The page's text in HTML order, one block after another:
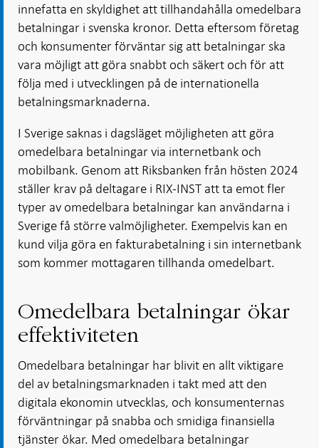
innefatta en skyldighet att tillhandahålla omedelbara
betalningar i svenska kronor. Detta eftersom företag
och konsumenter förväntar sig att betalningar ska
vara möjligt att göra snabbt och säkert och för att
följa med i utvecklingen på de internationella
betalningsmarknaderna.
I Sverige saknas i dagsläget möjligheten att göra
omedelbara betalningar via internetbank och
mobilbank. Genom att Riksbanken från hösten 2024
ställer krav på deltagare i RIX-INST att ta emot fler
typer av omedelbara betalningar kan användarna i
Sverige få större valmöjligheter. Exempelvis kan en
kund vilja göra en fakturabetalning i sin internetbank
som kommer mottagaren tillhanda omedelbart.
Omedelbara betalningar ökar
effektiviteten
Omedelbara betalningar har blivit en allt viktigare
del av betalningsmarknaden i takt med att den
digitala ekonomin utvecklas, och konsumenternas
förväntningar på snabba och smidiga finansiella
tjänster ökar. Med omedelbara betalningar